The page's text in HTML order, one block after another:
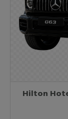
Hilton